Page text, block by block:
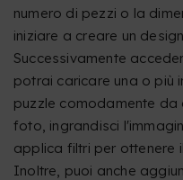
numero di pezzi o la
iniziare a creare un
Successivamente
potrai caricare una o più
puzzle comodamente
foto, ingrandisci
applica filtri per ottenere
Inoltre, puoi anche